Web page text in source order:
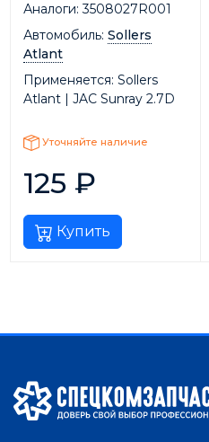
Аналоги: 3508027R001
Автомобиль: Sollers
Atlant
Применяется: Sollers
Atlant | JAC Sunray 2.7D
Уточняйте наличие
125 ₽
Купить